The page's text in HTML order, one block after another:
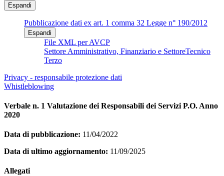
Espandi
Pubblicazione dati ex art. 1 comma 32 Legge n° 190/2012
Espandi
File XML per AVCP
Settore Amministrativo, Finanziario e SettoreTecnico
Terzo
Privacy - responsabile protezione dati
Whistleblowing
Verbale n. 1 Valutazione dei Responsabili dei Servizi P.O. Anno
2020
Data di pubblicazione: 11/04/2022
Data di ultimo aggiornamento: 11/09/2025
Allegati